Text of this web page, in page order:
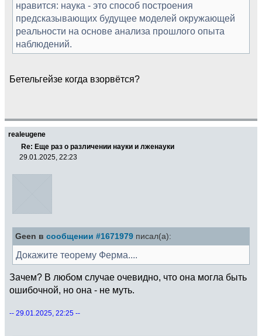
нравится: наука - это способ построения
предсказывающих будущее моделей окружающей
реальности на основе анализа прошлого опыта
наблюдений.
Бетельгейзе когда взорвётся?
realeugene
Re: Еще раз о различении науки и лженауки
29.01.2025, 22:23
Geen в сообщении #1671979 писал(а):
Докажите теорему Ферма....
Зачем? В любом случае очевидно, что она могла быть
ошибочной, но она - не муть.
-- 29.01.2025, 22:25 --